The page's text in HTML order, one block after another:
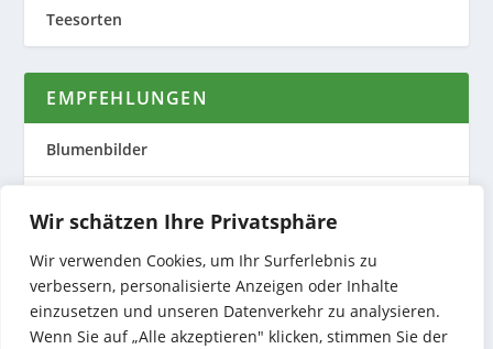
Wir schätzen Ihre Privatsphäre
Wir verwenden Cookies, um Ihr Surferlebnis zu
verbessern, personalisierte Anzeigen oder Inhalte
einzusetzen und unseren Datenverkehr zu analysieren.
Wenn Sie auf „Alle akzeptieren" klicken, stimmen Sie der
Teesorten
EMPFEHLUNGEN
Blumenbilder
Nature to Print
Preiswerte Produktfotos